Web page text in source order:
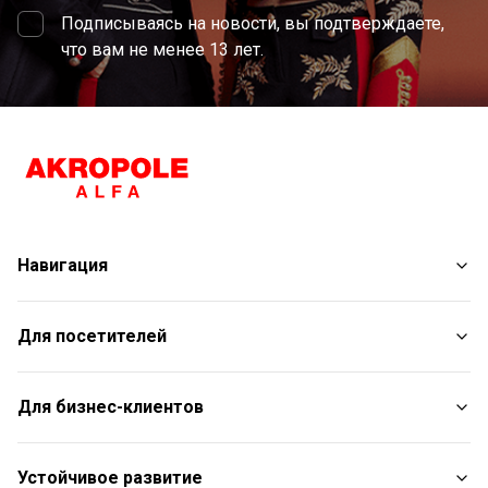
Подписываясь на новости, вы подтверждаете,
что вам не менее 13 лет.
Навигация
Магазины
Услуги
Развлечения
Рестораны
Для посетителей
План торгового центра
С животными
Контакты
Для бизнес-клиентов
Контакты
Устойчивое развитие